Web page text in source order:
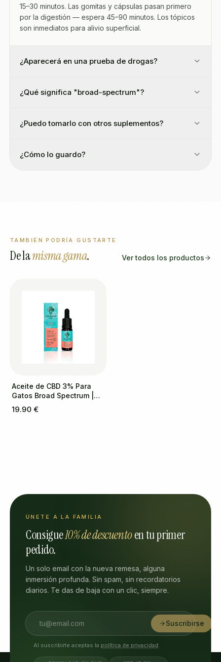
15–30 minutos. Las gomitas y cápsulas pasan primero
por la digestión — espera 45–90 minutos. Los tópicos
son inmediatos para alivio superficial.
¿Aparecerá en una prueba de drogas?
¿Qué significa "broad-spectrum"?
¿Puedo tomarlo con otros suplementos?
¿Cómo lo guardo?
TAMBIÉN PODRÍA GUSTARTE
De lamisma gama. Ver todos los productos
Aceite de CBD 3% Para
Gatos Broad Spectrum |
Salmon
19.90 €
ÚNETE A LA FAMILIA
Consigue10% de descuentoen tu primer
pedido.
Un solo email con la nueva remesa, alguna
inmersión profunda. Sin spam, sin recordatorios
diarios. Te das de baja con un clic, siempre.
Suscribirse
Al suscribirte aceptas la política de privacidad.